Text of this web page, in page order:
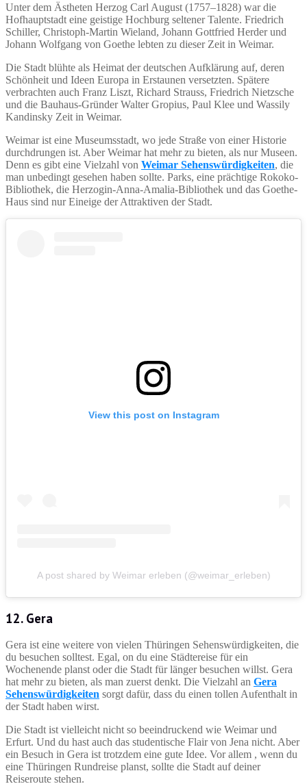
Unter dem Ästheten Herzog Carl August (1757–1828) war die
Hofhauptstadt eine geistige Hochburg seltener Talente. Friedrich
Schiller, Christoph-Martin Wieland, Johann Gottfried Herder und
Johann Wolfgang von Goethe lebten zu dieser Zeit in Weimar.
Die Stadt blühte als Heimat der deutschen Aufklärung auf, deren
Schönheit und Ideen Europa in Erstaunen versetzten. Spätere
verbrachten auch Franz Liszt, Richard Strauss, Friedrich Nietzsche
und die Bauhaus-Gründer Walter Gropius, Paul Klee und Wassily
Kandinsky Zeit in Weimar.
Weimar ist eine Museumsstadt, wo jede Straße von einer Historie
durchdrungen ist. Aber Weimar hat mehr zu bieten, als nur Museen.
Denn es gibt eine Vielzahl von Weimar Sehenswürdigkeiten, die
man unbedingt gesehen haben sollte. Parks, eine prächtige Rokoko-
Bibliothek, die Herzogin-Anna-Amalia-Bibliothek und das Goethe-
Haus sind nur Eineige der Attraktiven der Stadt.
View this post on Instagram
A post shared by Weimar erleben (@weimar_erleben)
12. Gera
Gera ist eine weitere von vielen Thüringen Sehenswürdigkeiten, die
du besuchen solltest. Egal, on du eine Städtereise für ein
Wochenende planst oder die Stadt für länger besuchen willst. Gera
hat mehr zu bieten, als man zuerst denkt. Die Vielzahl an Gera
Sehenswürdigkeiten sorgt dafür, dass du einen tollen Aufenthalt in
der Stadt haben wirst.
Die Stadt ist vielleicht nicht so beeindruckend wie Weimar und
Erfurt. Und du hast auch das studentische Flair von Jena nicht. Aber
ein Besuch in Gera ist trotzdem eine gute Idee. Vor allem , wenn du
eine Thüringen Rundreise planst, sollte die Stadt auf deiner
Reiseroute stehen.